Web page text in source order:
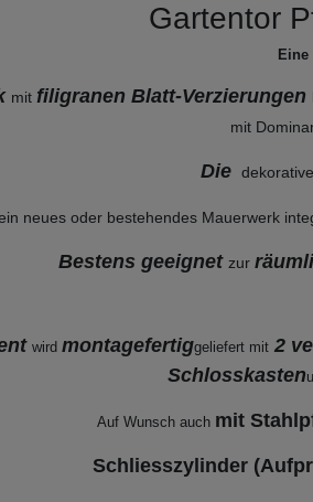
Gartentor
mit filigranen Blatt-Verzierungen
mit
Die dekorative
neues oder bestehendes Mauerwerk
Bestens geeignet zur
wird montagefertiggeliefert mit 2
Schlosskasten
Auf Wunsch auch mit
Schliesszylinder